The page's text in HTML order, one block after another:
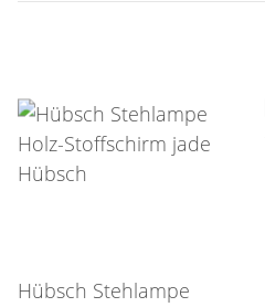
Hübsch Stehlampe